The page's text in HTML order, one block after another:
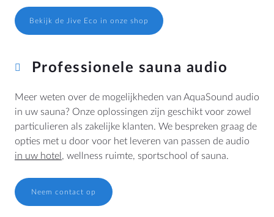
Bekijk de Jive Eco in onze shop
Professionele sauna audio
Meer weten over de mogelijkheden van AquaSound audio
in uw sauna? Onze oplossingen zijn geschikt voor zowel
particulieren als zakelijke klanten. We bespreken graag de
opties met u door voor het leveren van passen de audio
in uw hotel , wellness ruimte, sportschool of sauna.
Neem contact op